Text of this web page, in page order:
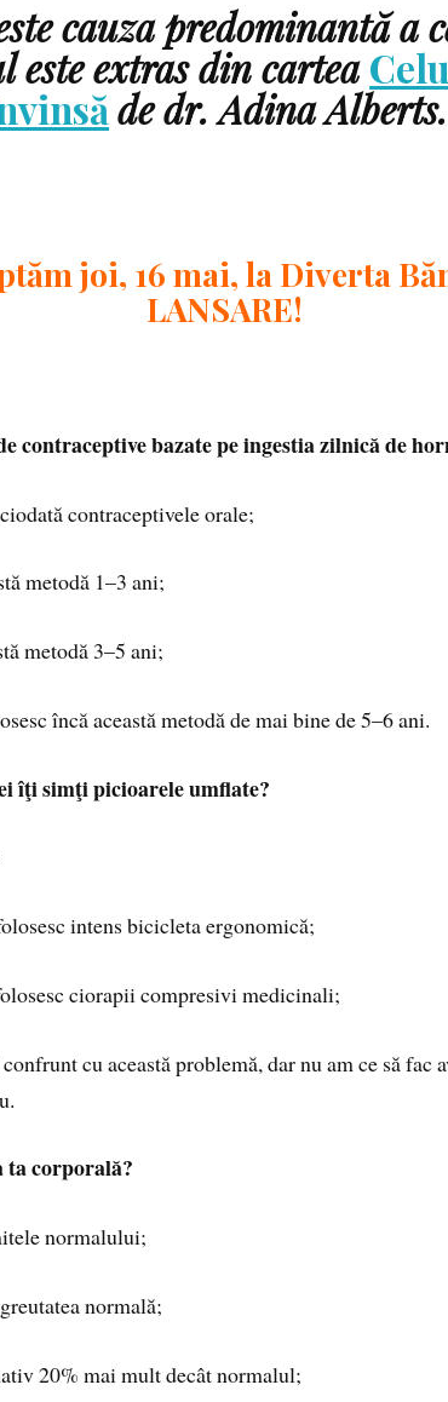
cauza predominantă a
este extras din cartea
de dr. Adina Alberts.
joi, 16 mai, la Diverta
LANSARE!
contraceptive bazate pe ingestia zil­nică de
contraceptivele orale;
metodă 1–3 ani;
metodă 3–5 ani;
încă această metodă de mai bine de 5–6 ani.
îţi simţi picioarele umflate?
intens bicicleta ergonomică;
ciorapii compresivi medicinali;
cu această problemă, dar nu am ce să fac
ta corporală?
normalului;
normală;
20% mai mult decât normalul;